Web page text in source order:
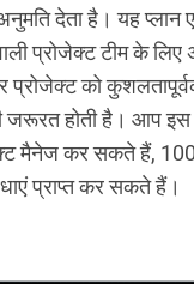
देता है। यह
प्रोजेक्ट टीम के
प्रोजेक्ट को
होती है। आप इस
मैनेज कर सकते हैं,
प्राप्त कर सकते हैं।